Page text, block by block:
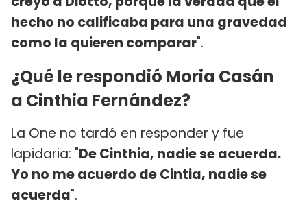
hecho no calificaba para una gravedad
como la quieren comparar".
¿Qué le respondió Moria Casán
a Cinthia Fernández?
La One no tardó en responder y fue
lapidaria: "De Cinthia, nadie se acuerda.
Yo no me acuerdo de Cintia, nadie se
acuerda".